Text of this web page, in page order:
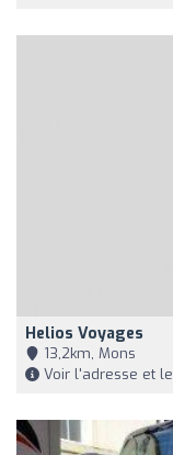
Helios Voyages
13,2km, Mons
Voir l'adresse et